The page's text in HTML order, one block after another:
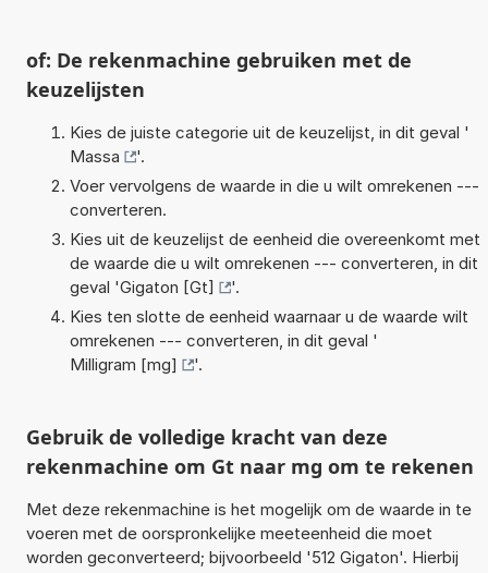
of: De rekenmachine gebruiken met de
keuzelijsten
Kies de juiste categorie uit de keuzelijst, in dit geval '
Massa
'.
Voer vervolgens de waarde in die u wilt omrekenen ---
converteren.
Kies uit de keuzelijst de eenheid die overeenkomt met
de waarde die u wilt omrekenen --- converteren, in dit
geval 'Gigaton [Gt]
'.
Kies ten slotte de eenheid waarnaar u de waarde wilt
omrekenen --- converteren, in dit geval '
Milligram [mg]
'.
Gebruik de volledige kracht van deze
rekenmachine om Gt naar mg om te rekenen
Met deze rekenmachine is het mogelijk om de waarde in te
voeren met de oorspronkelijke meeteenheid die moet
worden geconverteerd; bijvoorbeeld '512 Gigaton'. Hierbij